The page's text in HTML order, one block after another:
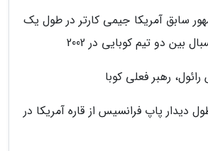
سابق آمریکا جیمی کارتر در طول یک
بین دو تیم کوبایی در 2002
رهبر فعلی کوبا
دیدار پاپ فرانسیس از قاره آمریکا در